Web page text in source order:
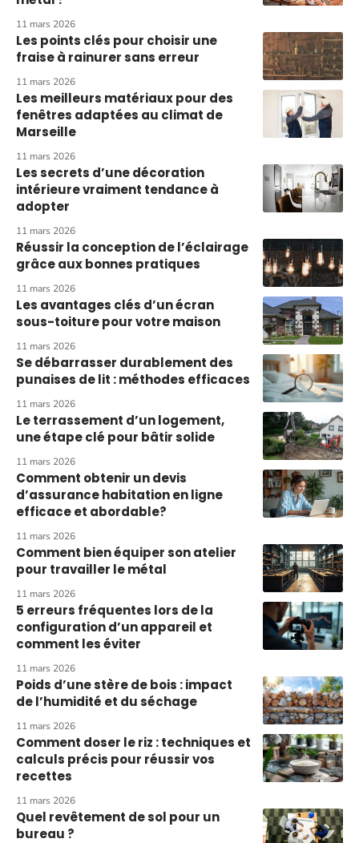
11 mars 2026
Les points clés pour choisir une
fraise à rainurer sans erreur
11 mars 2026
Les meilleurs matériaux pour des
fenêtres adaptées au climat de
Marseille
11 mars 2026
Les secrets d’une décoration
intérieure vraiment tendance à
adopter
11 mars 2026
Réussir la conception de l’éclairage
grâce aux bonnes pratiques
11 mars 2026
Les avantages clés d’un écran
sous-toiture pour votre maison
11 mars 2026
Se débarrasser durablement des
punaises de lit : méthodes efficaces
11 mars 2026
Le terrassement d’un logement,
une étape clé pour bâtir solide
11 mars 2026
Comment obtenir un devis
d’assurance habitation en ligne
efficace et abordable?
11 mars 2026
Comment bien équiper son atelier
pour travailler le métal
11 mars 2026
5 erreurs fréquentes lors de la
configuration d’un appareil et
comment les éviter
11 mars 2026
Poids d’une stère de bois : impact
de l’humidité et du séchage
11 mars 2026
Comment doser le riz : techniques et
calculs précis pour réussir vos
recettes
11 mars 2026
Quel revêtement de sol pour un
bureau ?